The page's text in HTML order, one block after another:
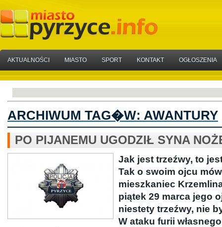
AKTUALNOŚCI MIASTO SPORT KONTAKT OGŁOSZENIA
ARCHIWUM TAG�W: AWANTURY
PO PIJANEMU UGODZIŁ SYNA
Jak jest trzeźwy, to
Tak o swoim ojcu
mieszkaniec
piątek 29 marca jego
niestety trzeźwy, nie
W ataku furii